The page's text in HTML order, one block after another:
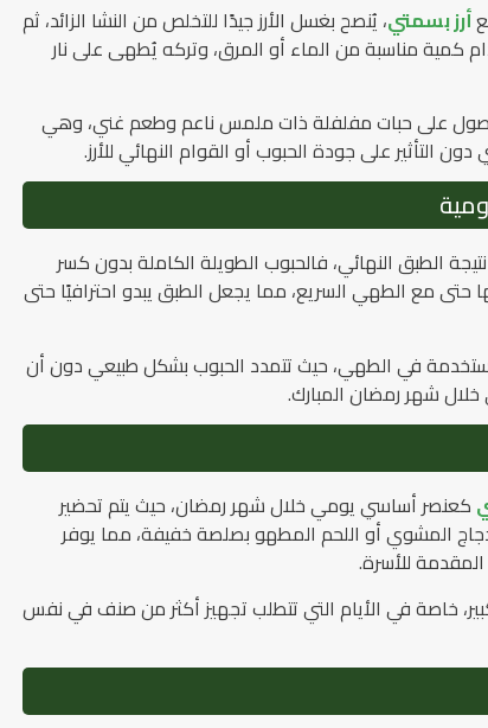
أرز بسمتي، يُنصح بغسل الأرز جيدًا للتخلص من النشا الزائد، ثم
مناسبة من الماء أو المرق، وتركه يُطهى على نار
على حبات مفلفلة ذات ملمس ناعم وطعم غني، وهي
على جودة الحبوب أو القوام النهائي للأرز.
الطبق النهائي، فالحبوب الطويلة الكاملة بدون كسر
مع الطهي السريع، مما يجعل الطبق يبدو احترافيًا حتى
في الطهي، حيث تتمدد الحبوب بشكل طبيعي دون أن
خلال شهر رمضان المبارك.
كعنصر أساسي يومي خلال شهر رمضان، حيث يتم تحضير
المشوي أو اللحم المطهو بصلصة خفيفة، مما يوفر
للأسرة.
خاصة في الأيام التي تتطلب تجهيز أكثر من صنف في نفس